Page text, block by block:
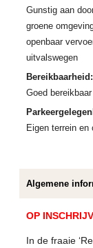
Gunstig aan
groene
openbaar
uitvalswegen
Bereikbaarheid:
Goed bereikbaar
Eigen terrein en
Algemene
OP
In de fraaie